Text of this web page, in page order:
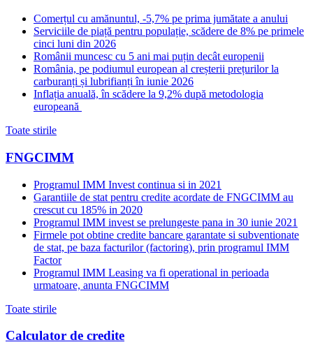
Comerțul cu amănuntul, -5,7% pe prima jumătate a anului
Serviciile de piață pentru populație, scădere de 8% pe primele
cinci luni din 2026
Românii muncesc cu 5 ani mai puțin decât europenii
România, pe podiumul european al creșterii prețurilor la
carburanți și lubrifianți în iunie 2026
Inflația anuală, în scădere la 9,2% după metodologia
europeană
Toate stirile
FNGCIMM
Programul IMM Invest continua si in 2021
Garantiile de stat pentru credite acordate de FNGCIMM au
crescut cu 185% in 2020
Programul IMM invest se prelungeste pana in 30 iunie 2021
Firmele pot obtine credite bancare garantate si subventionate
de stat, pe baza facturilor (factoring), prin programul IMM
Factor
Programul IMM Leasing va fi operational in perioada
urmatoare, anunta FNGCIMM
Toate stirile
Calculator de credite